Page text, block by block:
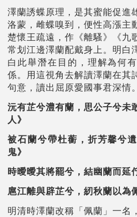
澤蘭誘蝶原理，是其蜜能促進
洛蒙，雌蝶嗅到，便性高漲主
楚懷王疏遠，作《離騷》《九
常划江邊澤蘭配戴身上。明白
白此舉潛在目的，理解為何
係。用這視角去解讀澤蘭在其
句意，讀出屈原愛國事君深情。
沅有芷兮澧有蘭，思公子兮未
人》
被石蘭兮帶杜蘅，折芳馨兮
鬼》
時曖曖其將罷兮，結幽蘭而延
扈江離與辟芷兮，紉秋蘭以為
明清時澤蘭改稱「佩蘭」一名